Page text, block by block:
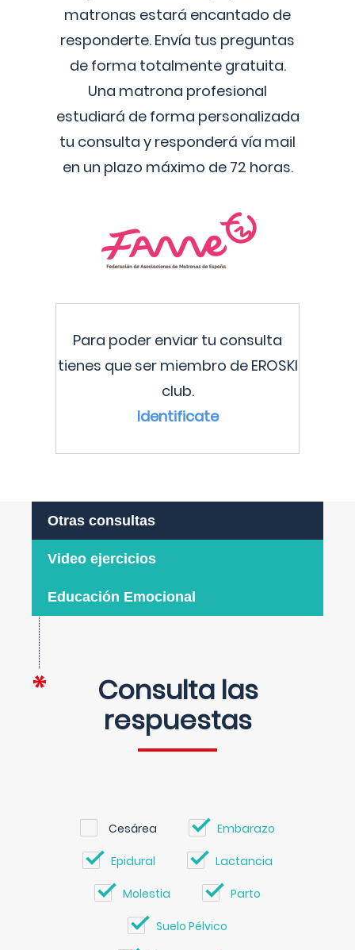
matronas estará encantado de
responderte. Envía tus preguntas
de forma totalmente gratuita.
Una matrona profesional
estudiará de forma personalizada
tu consulta y responderá vía mail
en un plazo máximo de 72 horas.
Para poder enviar tu consulta
tienes que ser miembro de EROSKI
club.
Identificate
Otras consultas
Video ejercicios
Educación Emocional
Consulta las
respuestas
Cesárea Embarazo
Epidural Lactancia
Molestia Parto
Suelo Pélvico